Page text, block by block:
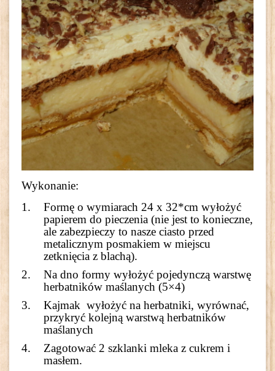
Wykonanie:
Formę o wymiarach 24 x 32*cm wyłożyć
papierem do pieczenia (nie jest to konieczne,
ale zabezpieczy to nasze ciasto przed
metalicznym posmakiem w miejscu
zetknięcia z blachą).
Na dno formy wyłożyć pojedynczą warstwę
herbatników maślanych (5×4)
Kajmak wyłożyć na herbatniki, wyrównać,
przykryć kolejną warstwą herbatników
maślanych
Zagotować 2 szklanki mleka z cukrem i
masłem.